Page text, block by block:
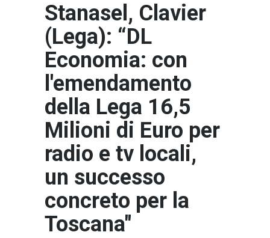
Stanasel, Clavier
(Lega): “DL
Economia: con
l'emendamento
della Lega 16,5
Milioni di Euro per
radio e tv locali,
un successo
concreto per la
Toscana"